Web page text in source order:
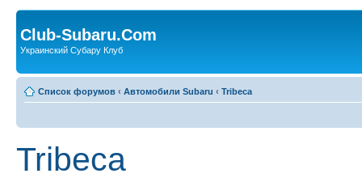
Club-Subaru.Com
Украинский Субару Клуб
Список форумов ‹ Автомобили Subaru ‹ Tribeca
Tribeca